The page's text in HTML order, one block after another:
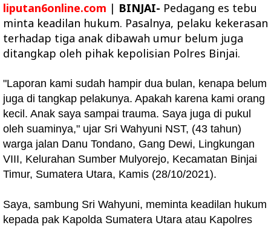
liputan6online.com | BINJAI- Pedagang es tebu
minta keadilan hukum. Pasalnya, pelaku kekerasan
terhadap tiga anak dibawah umur belum juga
ditangkap oleh pihak kepolisian Polres Binjai.
"Laporan kami sudah hampir dua bulan, kenapa belum
juga di tangkap pelakunya. Apakah karena kami orang
kecil. Anak saya sampai trauma. Saya juga di pukul
oleh suaminya," ujar Sri Wahyuni NST, (43 tahun)
warga jalan Danu Tondano, Gang Dewi, Lingkungan
VIII, Kelurahan Sumber Mulyorejo, Kecamatan Binjai
Timur, Sumatera Utara, Kamis (28/10/2021).
Saya, sambung Sri Wahyuni, meminta keadilan hukum
kepada pak Kapolda Sumatera Utara atau Kapolres